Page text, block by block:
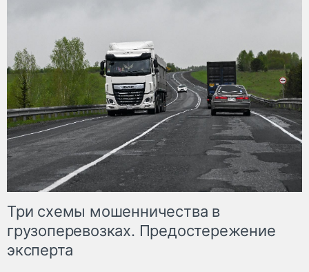
Три схемы мошенничества в
грузоперевозках. Предостережение
эксперта